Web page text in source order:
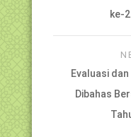
ke-
Evaluasi
Dibahas